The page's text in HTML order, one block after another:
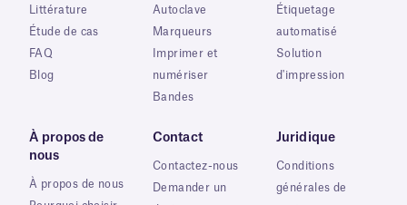
Littérature
Étude de cas
FAQ
Blog
Autoclave
Marqueurs
Imprimer et
numériser
Bandes
Étiquetage
automatisé
Solution
d'impression
À propos de
nous
À propos de nous
Contact
Contactez-nous
Demander un
Juridique
Conditions
générales de